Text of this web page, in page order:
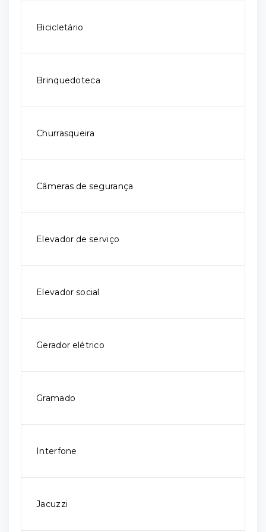
Bicicletário
Brinquedoteca
Churrasqueira
Câmeras de segurança
Elevador de serviço
Elevador social
Gerador elétrico
Gramado
Interfone
Jacuzzi